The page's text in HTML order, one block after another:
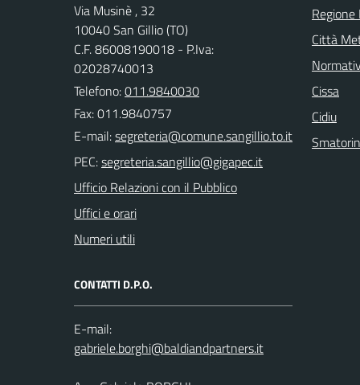
Via Musinè , 32
10040 San Gillio (TO)
C.F. 86008190018 - P.Iva:
02028740013
Telefono:011.9840030
Fax: 011.9840757
E-mail:
PEC:
Ufficio Relazioni con il Pubblico
Uffici e orari
Numeri utili
CONTATTI D.P.O.
E-mail:
Città
Cissa
Cidiu